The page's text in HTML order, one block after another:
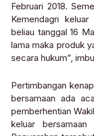
Februari 2018.
Kemendagri
beliau tanggal 16
lama maka produk
secara hukum”,
Pertimbangan
bersamaan ada
pemberhentian
keluar